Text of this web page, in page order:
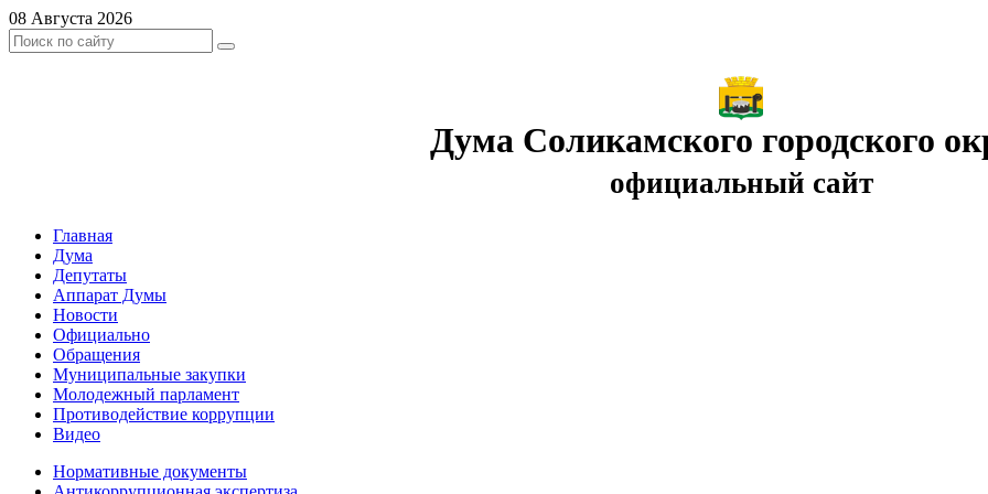
08 Августа 2026
Дума Соликамского городского
официальный сайт
Главная
Дума
Депутаты
Аппарат Думы
Новости
Официально
Обращения
Муниципальные закупки
Молодежный парламент
Противодействие коррупции
Видео
Нормативные документы